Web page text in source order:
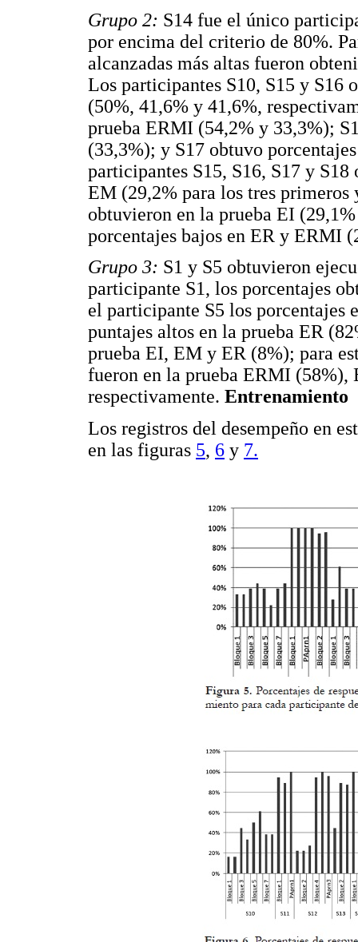
Grupo 2: S14 fue el único
por encima del criterio de 80%.
alcanzadas más altas fueron
Los participantes S10, S15 y S16
(50%, 41,6% y 41,6%,
prueba ERMI (54,2% y 33,3%);
(33,3%); y S17 obtuvo
participantes S15, S16, S17 y
EM (29,2% para los tres
obtuvieron en la prueba EI
porcentajes bajos en ER y ERMI
Grupo 3: S1 y S5 obtuvieron
participante S1, los porcentajes
el participante S5 los porcentajes
puntajes altos en la prueba ER
prueba EI, EM y ER (8%); para
fueron en la prueba ERMI
respectivamente. Entrenamiento
Los registros del desempeño en
en las figuras 5, 6 y 7.